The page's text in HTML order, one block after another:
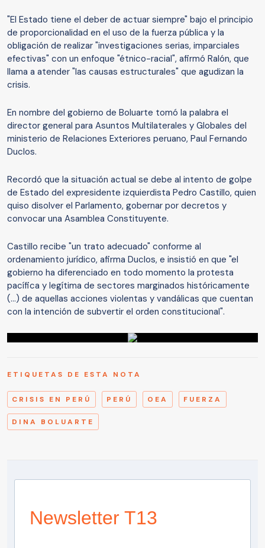
"El Estado tiene el deber de actuar siempre" bajo el principio
de proporcionalidad en el uso de la fuerza pública y la
obligación de realizar "investigaciones serias, imparciales
efectivas" con un enfoque "étnico-racial", afirmó Ralón, que
llama a atender "las causas estructurales" que agudizan la
crisis.
En nombre del gobierno de Boluarte tomó la palabra el
director general para Asuntos Multilaterales y Globales del
ministerio de Relaciones Exteriores peruano, Paul Fernando
Duclos.
Recordó que la situación actual se debe al intento de golpe
de Estado del expresidente izquierdista Pedro Castillo, quien
quiso disolver el Parlamento, gobernar por decretos y
convocar una Asamblea Constituyente.
Castillo recibe "un trato adecuado" conforme al
ordenamiento jurídico, afirma Duclos, e insistió en que "el
gobierno ha diferenciado en todo momento la protesta
pacífica y legítima de sectores marginados históricamente
(...) de aquellas acciones violentas y vandálicas que cuentan
con la intención de subvertir el orden constitucional".
ETIQUETAS DE ESTA NOTA
CRISIS EN PERÚ PERÚ OEA FUERZA
DINA BOLUARTE
Newsletter T13